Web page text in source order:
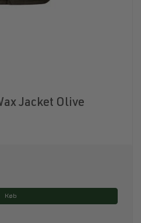
Jacket Olive
Køb